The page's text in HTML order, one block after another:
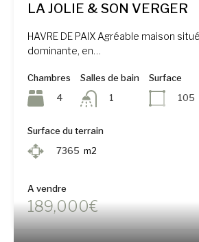
LA JOLIE & SON VERGER
HAVRE DE PAIX Agréable maison
dominante, en…
Chambres
4
Salles de bain
1
Surface
105
Surface du terrain
7365 m2
A vendre
189,000€